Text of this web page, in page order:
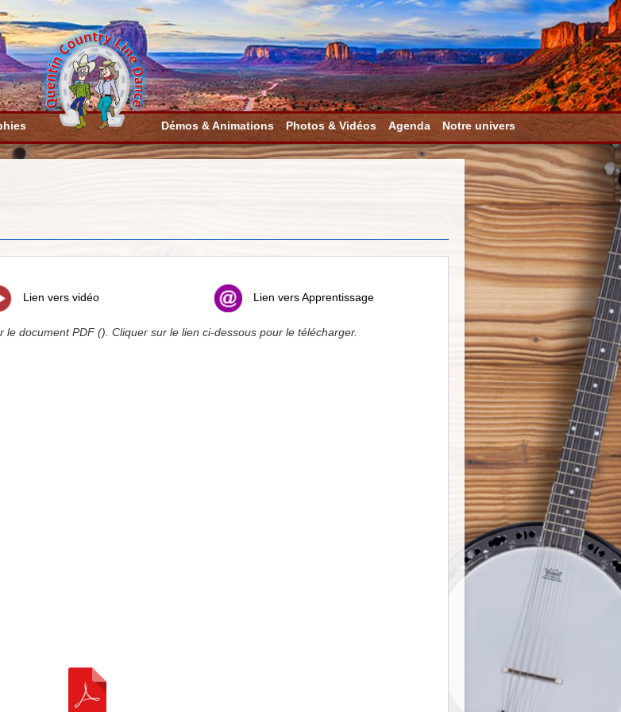
Démos & Animations Photos & Vidéos Agenda Notre univers
Lien vers vidéo Lien vers Apprentissage
le document PDF (). Cliquer sur le lien ci-dessous pour le télécharger.